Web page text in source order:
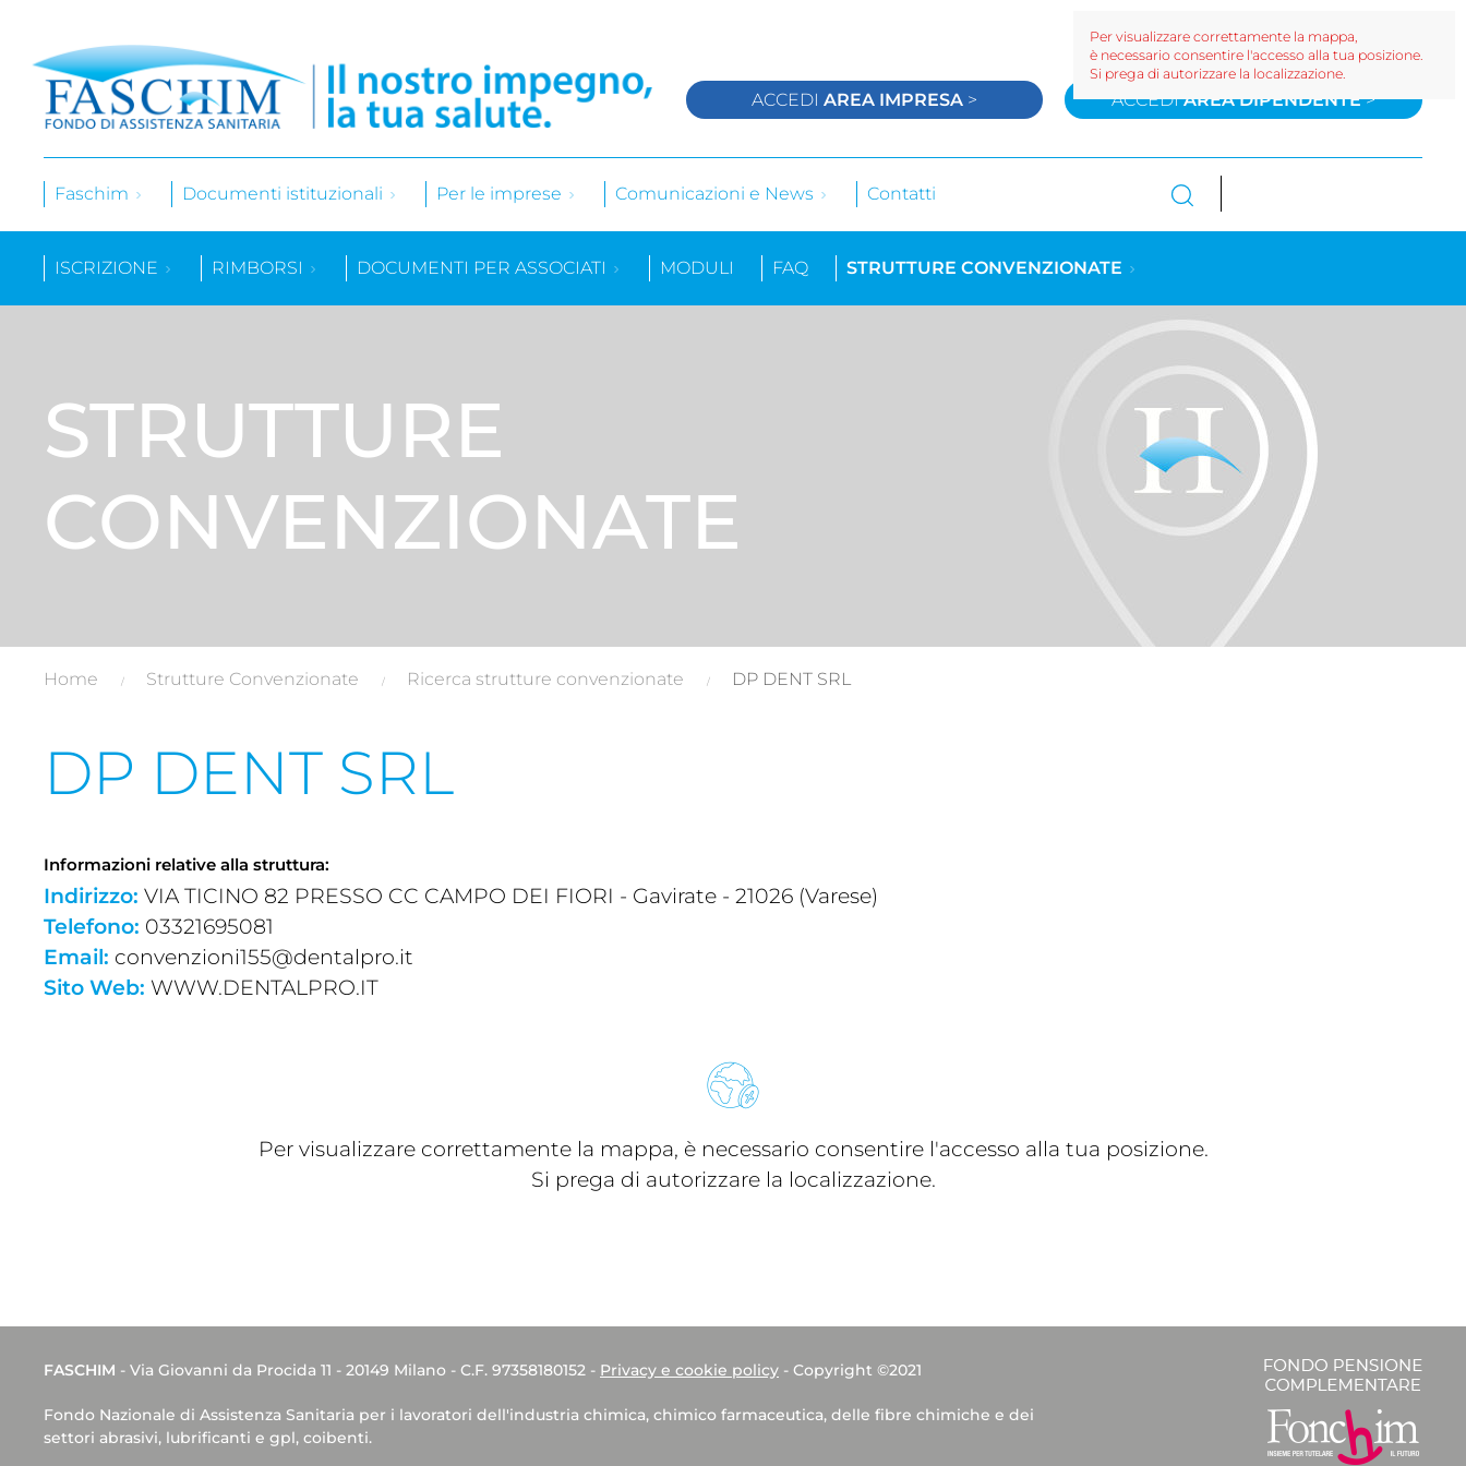
ACCEDIAREA IMPRESA > ACCEDIAREA DIPENDENTE>
Faschim Documenti istituzionali Per le imprese Comunicazioni e News Contatti
ISCRIZIONE RIMBORSI DOCUMENTI PER ASSOCIATI MODULI FAQ STRUTTURE CONVENZIONATE
STRUTTURE
CONVENZIONATE
Home Strutture Convenzionate Ricerca strutture convenzionate DP DENT SRL
DP DENT SRL
Informazioni relative alla struttura:
Indirizzo: VIA TICINO 82 PRESSO CC CAMPO DEI FIORI - Gavirate - 21026 (Varese)
Telefono: 03321695081
Email: convenzioni155@dentalpro.it
Sito Web: WWW.DENTALPRO.IT
Per visualizzare correttamente la mappa, è necessario consentire l'accesso alla tua posizione.
Si prega di autorizzare la localizzazione.
FASCHIM - Via Giovanni da Procida 11 - 20149 Milano - C.F. 97358180152 - Privacy e cookie policy - Copyright ©2021
Fondo Nazionale di Assistenza Sanitaria per i lavoratori dell'industria chimica, chimico farmaceutica, delle fibre chimiche e dei
settori abrasivi, lubrificanti e gpl, coibenti.
Per visualizzare correttamente la mappa,
è necessario consentire l'accesso alla tua posizione.
Si prega di autorizzare la localizzazione.